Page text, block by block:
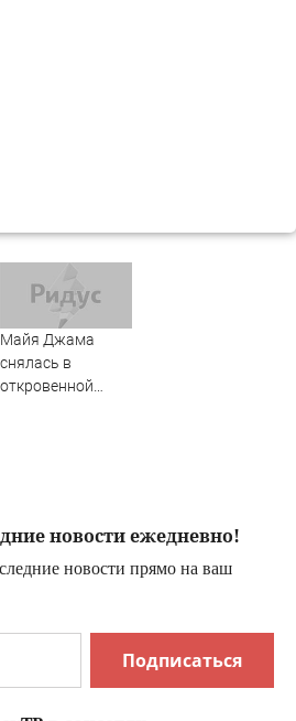
Майя Джама
снялась в
откровенной
новости ежедневно!
новости прямо на ваш
Подписаться